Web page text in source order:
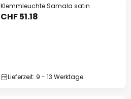
Klemmleuchte Samala satin
CHF 51.18
Lieferzeit: 9 - 13 Werktage